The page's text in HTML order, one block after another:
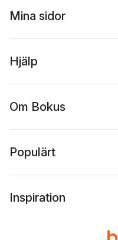
Mina sidor
Hjälp
Om Bokus
Populärt
Inspiration